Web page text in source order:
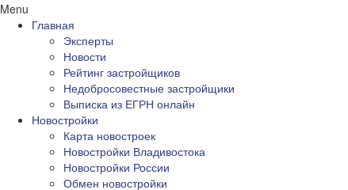
Menu
Главная
Эксперты
Новости
Рейтинг застройщиков
Недобросовестные застройщики
Выписка из ЕГРН онлайн
Новостройки
Карта новостроек
Новостройки Владивостока
Новостройки России
Обмен новостройки